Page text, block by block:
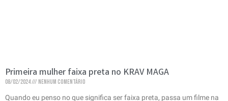
Primeira mulher faixa preta no KRAV MAGA
08/02/2024 Nenhum comentário
Quando eu penso no que significa ser faixa preta, passa um filme na